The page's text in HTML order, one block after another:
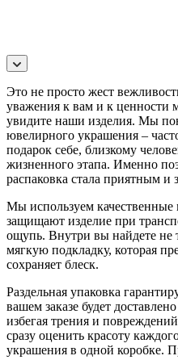
Это не просто жест
уважения к вам и к ценности
увидите наши изделия. Мы
ювелирного украшения –
подарок себе, близкому
жизненного этапа. Именно
распаковка стала приятным
Мы используем качественные
защищают изделие при
ощупь. Внутри вы найдете не
мягкую подкладку, которая
сохраняет блеск.
Раздельная упаковка
вашем заказе будет
избегая трения и
сразу оценить красоту
украшения в одной коробке.